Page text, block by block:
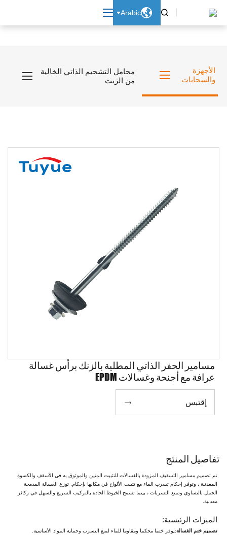


Arabic
الأجهزة
والسحابات
محامل التشحيم الذاتي الخالية
من الزيت
مسامير الحفر الذاتي المطلية بالزنك برأس غسالة
عرافة مع أجنحة وغسالات EPDM
إقتبس 
تفاصيل المنتج
تم تصميم مسامير التسقيف المزودة بالغسالات للتثبيت المتين والموثوق به في الأسقف والكسوة
المعدنية ، وتوفر إحكام تسرب الماء مع تثبيت الألواح في مكانها بإحكام. توزع الغسالة المدمجة
الحمل بالتساوي وتمنع التسربات ، بينما تسمح الخيوط الحادة بالتركيب السريع والسهل في ركائز
معدنية.
الميزات الرئيسية:
تصميم ختم الغسالة:يوفر ختما محكما ومقاوما للماء لمنع التسرب وحماية المواد الأساسية.